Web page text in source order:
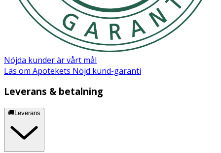
Nöjda kunder är vårt mål
Läs om Apotekets Nöjd kund-garanti
Leverans & betalning
🚚Leverans